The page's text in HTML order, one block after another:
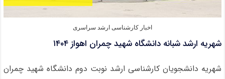
اخبار کارشناسی ارشد سراسری
شهریه ارشد شبانه دانشگاه شهید چمران اهواز ۱۴۰۴
شهریه دانشجویان کارشناسی ارشد نوبت دوم دانشگاه شهید چمران